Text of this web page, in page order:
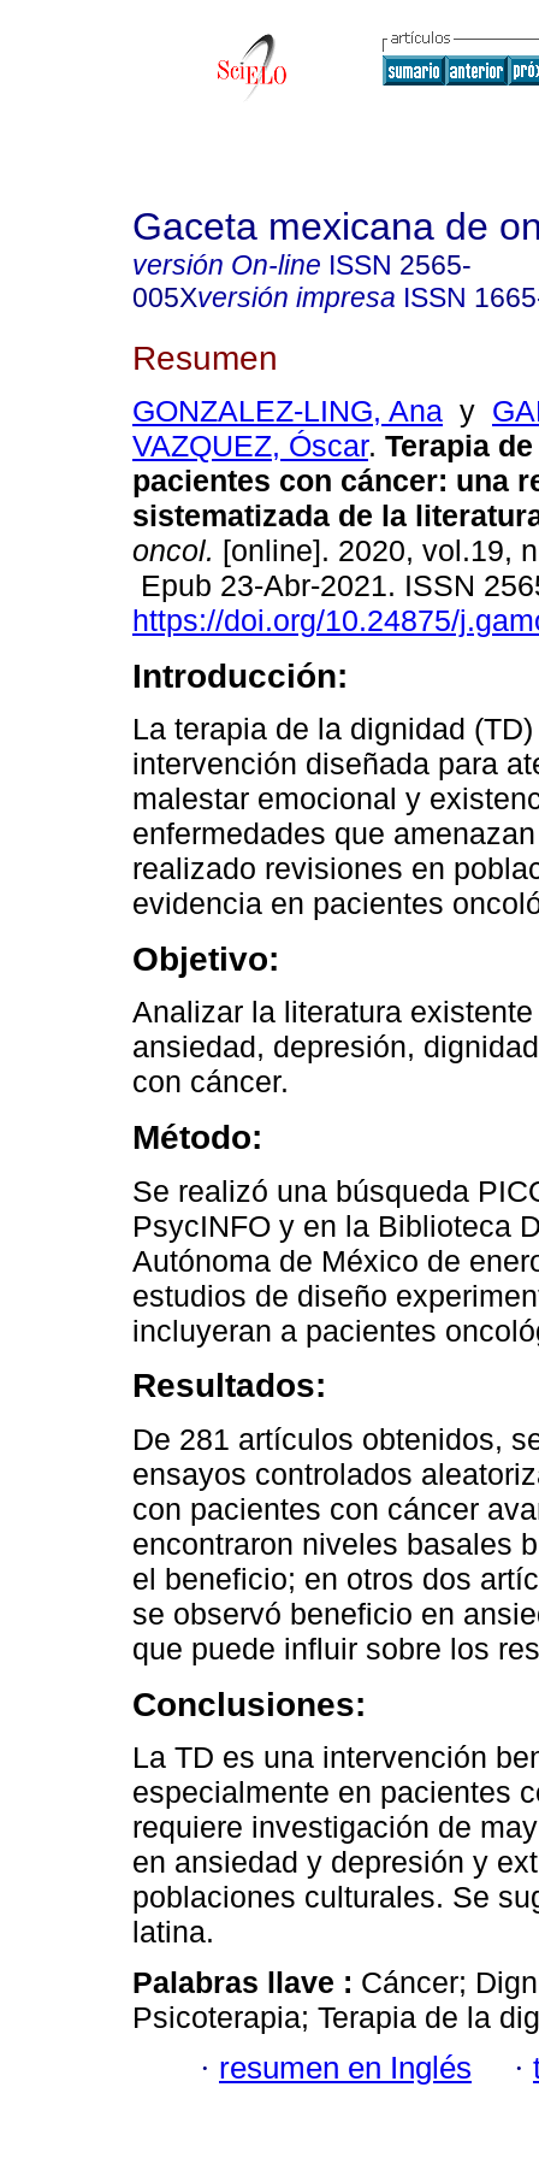
Gaceta mexicana de
versión On-line ISSN 2565-
005Xversión impresa ISSN
Resumen
GONZALEZ-LING, Ana y
VAZQUEZ, Óscar. Terapia
pacientes con cáncer: una
sistematizada de la
oncol. [online]. 2020, vol.19,
Epub 23-Abr-2021. ISSN
https://doi.org/10.24875/
Introducción:
La terapia de la dignidad
intervención diseñada para
malestar emocional y
enfermedades que
realizado revisiones en
evidencia en pacientes
Objetivo:
Analizar la literatura
ansiedad, depresión,
con cáncer.
Método:
Se realizó una búsqueda
PsycINFO y en la Biblioteca
Autónoma de México de
estudios de diseño
incluyeran a pacientes
Resultados:
De 281 artículos obtenidos,
ensayos controlados
con pacientes con cáncer
encontraron niveles basales
el beneficio; en otros dos
se observó beneficio en
que puede influir sobre los
Conclusiones:
La TD es una intervención
especialmente en pacientes
requiere investigación de
en ansiedad y depresión y
poblaciones culturales. Se
latina.
Palabras llave : Cáncer;
Psicoterapia; Terapia de la
· resumen en Inglés ·